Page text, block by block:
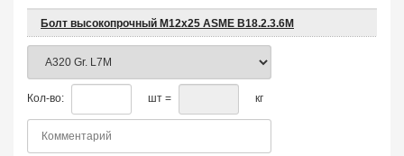
Болт высокопрочный М12х25 ASME B18.2.3.6M
Кол-во: шт = кг